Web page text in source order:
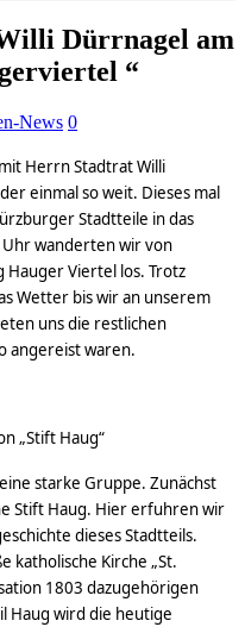
Dürrnagel am
“
News 0
Herrn Stadtrat Willi
einmal so weit. Dieses mal
Stadtteile in das
Uhr wanderten wir von
Hauger Viertel los. Trotz
Wetter bis wir an unserem
uns die restlichen
angereist waren.
„Stift Haug“
starke Gruppe. Zunächst
Stift Haug. Hier erfuhren wir
dieses Stadtteils.
katholische Kirche „St.
1803 dazugehörigen
Haug wird die heutige